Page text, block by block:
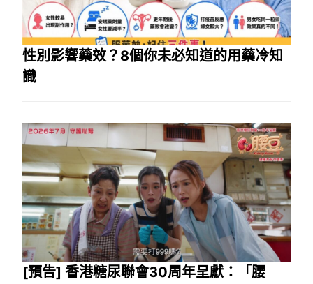
性別影響藥效？8個你未必知道的用藥冷知
識
[預告] 香港糖尿聯會30周年呈獻：「腰